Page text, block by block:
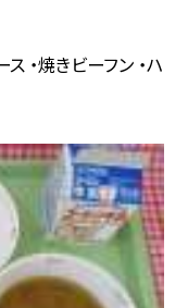
ス ・焼きビーフン ・ハ